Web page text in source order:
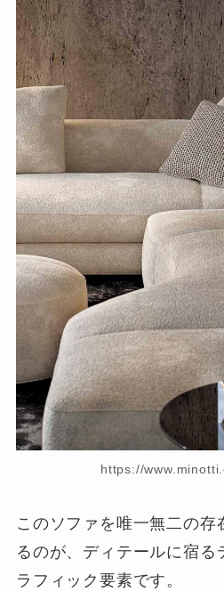
https://
このソファを唯一無二の存
るのが、ディテールに宿る
ラフィック要素です。